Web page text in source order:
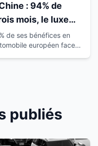
: 94% de
mois, le luxe
de ses bénéfices en
européen face à
publiés